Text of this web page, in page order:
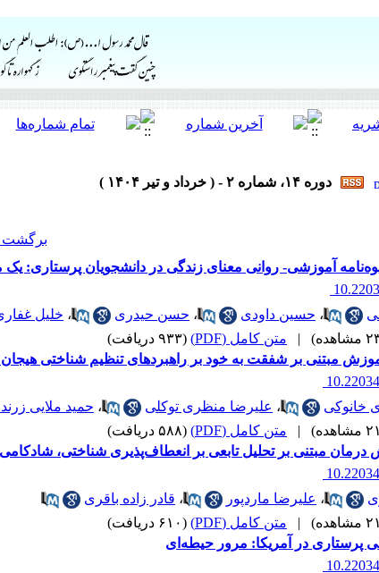
دوره ۱۴، شماره ۲ - ( خرداد و تیر ۱۴۰۴ )
برگشت
آموزشی- روانی معنای زندگی در دانشجویان پرستاری: یک
، حسین داودی ، حسن حیدری ، خلیل
| متن کامل (PDF)
(۹۳۳ دریافت)
مبتنی بر شفقت به خود بر راهبردهای تنظیم شناختی هیجان
خانوکی
، علیرضا منظری توکلی ، حمید ملایی
| متن کامل (PDF)
(۵۸۸ دریافت)
درمان مبتنی بر تحلیل تابعی بر انعطاف‌پذیری شناختی،
، علیرضا ماردپور ، قادر زاده باقری
| متن کامل (PDF)
(۶۱۰ دریافت)
پرستاری در آمریکا: مرور حیطه‌ای